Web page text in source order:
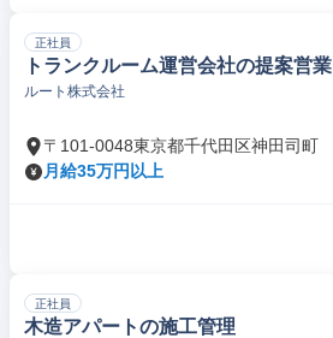
正社員
トランクルーム運営会社の提案営業
ルート株式会社
〒101-0048東京都千代田区神田司町
月給35万円以上
正社員
木造アパートの施工管理